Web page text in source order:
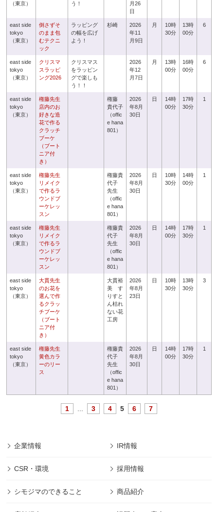
（東京）
う！
月26
日
east side
tokyo
（東京）
倒さずそ
のまま包
むテクニ
ック
ラッピング
の幅を広げ
よう！
杉崎
2026
年11
月9日
月
10時
30分
13時
00分
6
east side
tokyo
（東京）
クリスマ
スラッピ
ング2026
クリスマス
をラッピン
グで楽しも
う！！
2026
年12
月7日
月
13時
00分
16時
00分
6
east side
tokyo
（東京）
権藤先生
店内のお
好きな造
花で作る
クラッチ
ブーケ
（ブート
ニア付
き）
権藤
貴代子
（offic
e hana
801）
2026
年8月
30日
日
14時
00分
17時
30分
1
east side
tokyo
（東京）
権藤先生
リメイク
で作るラ
ウンドブ
ーケレッ
スン
権藤貴
代子
先生
（offic
e hana
801）
2026
年8月
30日
日
10時
30分
14時
00分
1
east side
tokyo
（東京）
権藤先生
リメイク
で作るラ
ウンドブ
ーケレッ
スン
権藤貴
代子
先生
（offic
e hana
801）
2026
年8月
30日
日
14時
00分
17時
30分
1
east side
tokyo
（東京）
大貫先生
のお花を
選んで作
るクラッ
チブーケ
（ブート
ニア付
き）
大貫裕
美 す
りすと
ん枯れ
ない花
工房
2026
年8月
23日
日
10時
30分
13時
30分
3
east side
tokyo
（東京）
権藤先生
黄色カラ
ーのリー
ス
権藤貴
代子
先生
（offic
e hana
801）
2026
年8月
30日
日
14時
00分
17時
30分
1
1 3 4 5 6 7
企業情報 IR情報
CSR・環境 採用情報
シモジマのできること 商品紹介